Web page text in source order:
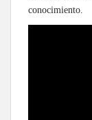
conocimiento.